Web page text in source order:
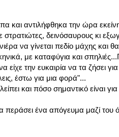
και αντιλήφθηκα την ώρα
δεινόσαυρους κι
να γίνεται πεδίο μάχης και
με καταφύγια και
είχε την ευκαιρία να τα ζήσει
έστω για μια φορά"...
και πόσο σημαντικό είναι
ένα απόγευμα μαζί του